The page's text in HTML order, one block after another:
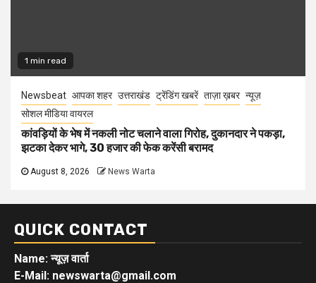
1 min read
Newsbeat आपका शहर उत्तराखंड ट्रेंडिंग खबरें ताज़ा ख़बर न्यूज़
सोशल मीडिया वायरल
कांवड़ियों के भेष में नकली नोट चलाने वाला गिरोह, दुकानदार ने पकड़ा,
झटका देकर भागे, 30 हजार की फेक करेंसी बरामद
August 8, 2026 News Warta
QUICK CONTACT
Name: न्यूज़ वार्ता
E-Mail: newswarta@gmail.com